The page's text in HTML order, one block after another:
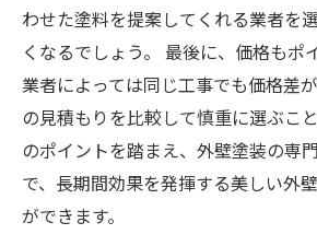
わせた塗料を提案してくれる業者を
くなるでしょう。 最後に、価格もポ
業者によっては同じ工事でも価格差
の見積もりを比較して慎重に選ぶこ
のポイントを踏まえ、外壁塗装の専
で、長期間効果を発揮する美しい外
ができます。